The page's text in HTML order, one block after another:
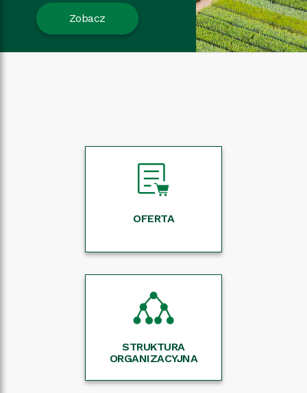
Zobacz
OFERTA
STRUKTURA
ORGANIZACYJNA